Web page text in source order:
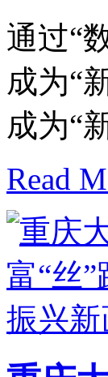
通过“
成为“
成为“
Read